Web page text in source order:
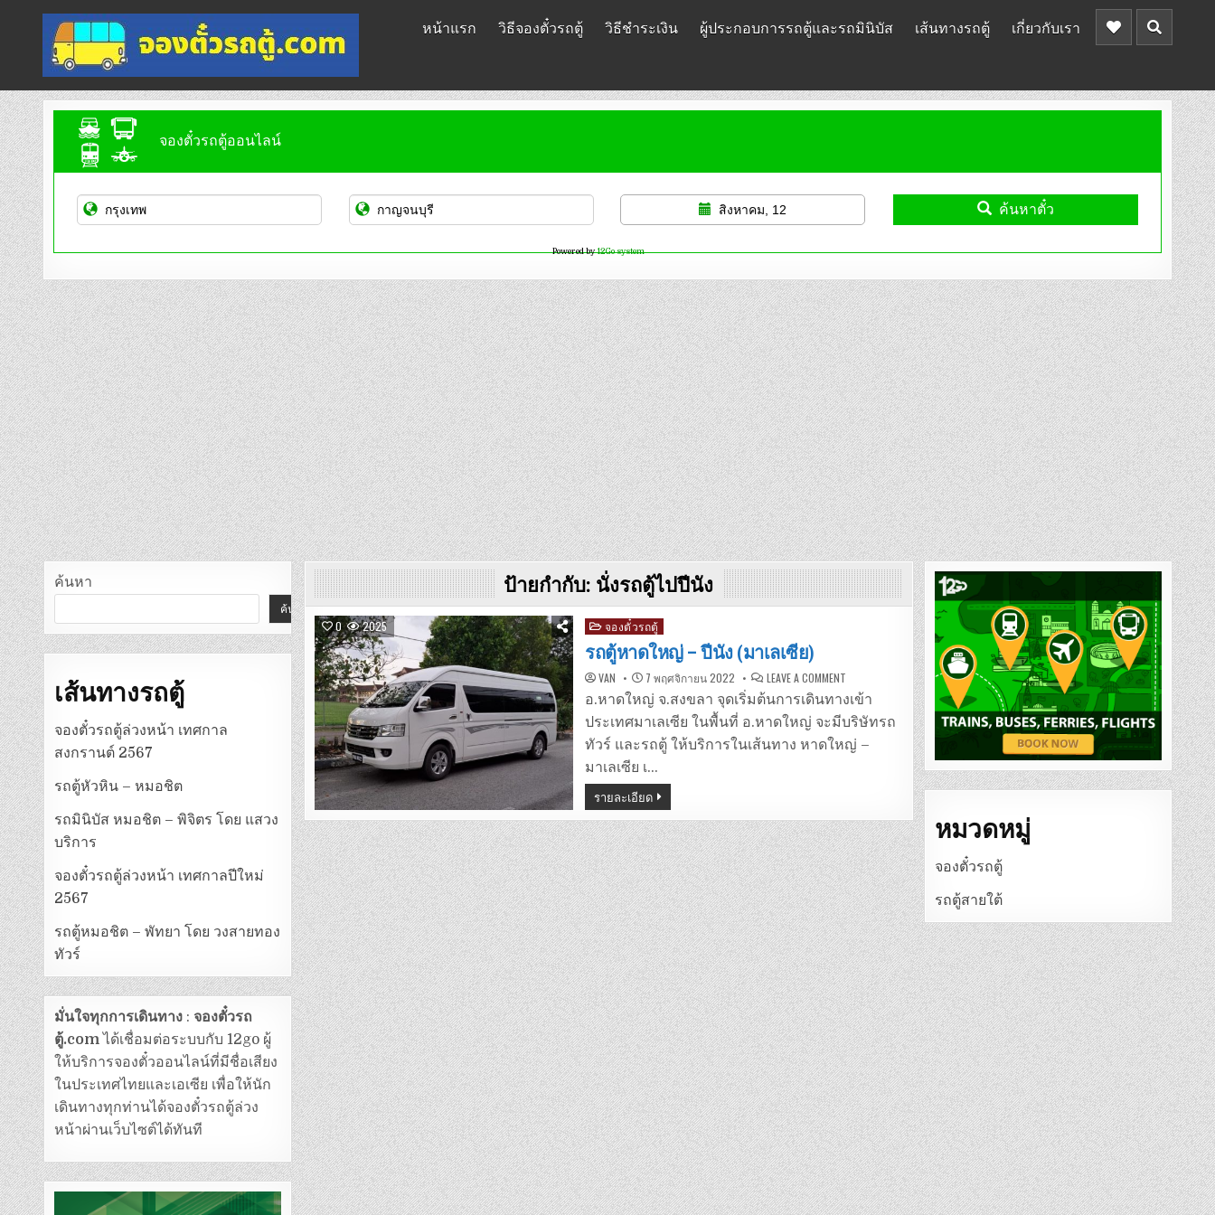
content
จองตั๋วรถตู้ออนไลน์
บริการจองตั๋วรถตู้ออนไลน์
หน้าแรก วิธีจองตั๋วรถตู้ วิธีชำระเงิน ผู้ประกอบการรถตู้และรถมินิบัส เส้นทางรถตู้ เกี่ยวกับเรา
จองตั๋วรถตู้ออนไลน์
สิงหาคม, 12 ค้นหาตั๋ว
Powered by12Go system
ป้ายกำกับ: นั่งรถตู้ไปปีนัง
0 2025
Posted
in
จองตั๋วรถตู้
รถตู้หาดใหญ่ – ปีนัง (มาเลเซีย)
VAN 7 พฤศจิกายน 2022 LEAVE A COMMENT
ตู้
หาดใหญ่
–
ปีนัง
(มาเลเซีย)
อ.หาดใหญ่ จ.สงขลา จุดเริ่มต้นการเดินทางเข้า
ประเทศมาเลเซีย ในพื้นที่ อ.หาดใหญ่ จะมีบริษัทรถ
ทัวร์ และรถตู้ ให้บริการในเส้นทาง หาดใหญ่ –
มาเลเซีย เ…
รายละเอียด
ค้นหา
ค้นหา
เส้นทางรถตู้
จองตั๋วรถตู้ล่วงหน้า เทศกาล
สงกรานต์ 2567
รถตู้หัวหิน – หมอชิต
รถมินิบัส หมอชิต – พิจิตร โดย แสวง
บริการ
จองตั๋วรถตู้ล่วงหน้า เทศกาลปีใหม่
2567
รถตู้หมอชิต – พัทยา โดย วงสายทอง
ทัวร์
มั่นใจทุกการเดินทาง :จองตั๋วรถ
ตู้.comได้เชื่อมต่อระบบกับ 12go ผู้
ให้บริการจองตั๋วออนไลน์ที่มีชื่อเสียง
ในประเทศไทยและเอเซีย เพื่อให้นัก
เดินทางทุกท่านได้จองตั๋วรถตู้ล่วง
หน้าผ่านเว็บไซต์ได้ทันที
หมวดหมู่
จองตั๋วรถตู้
รถตู้สายใต้